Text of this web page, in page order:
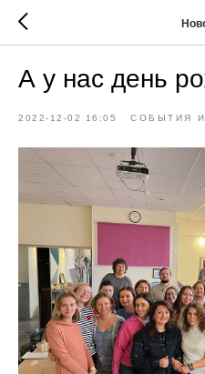
А у нас день
2022-12-02 16:05 СОБЫТИЯ И